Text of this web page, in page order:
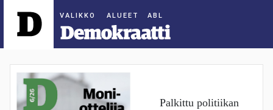
ALUEET
Palkittu politiikan